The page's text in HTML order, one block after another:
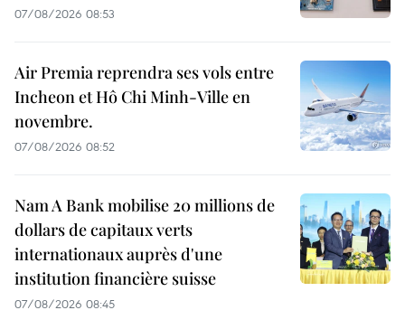
07/08/2026 08:53
Air Premia reprendra ses vols entre
Incheon et Hô Chi Minh-Ville en
novembre.
07/08/2026 08:52
Nam A Bank mobilise 20 millions de
dollars de capitaux verts
internationaux auprès d'une
institution financière suisse
07/08/2026 08:45